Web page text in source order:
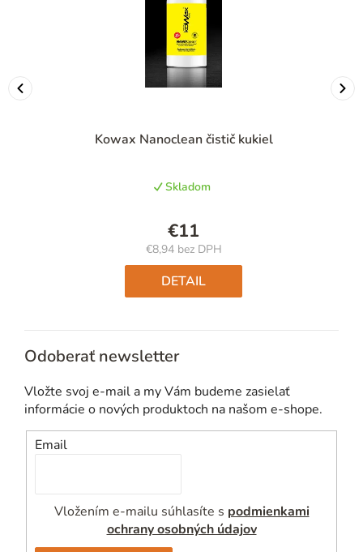
Kowax Nanoclean čistič kukiel
Skladom
€11
€8,94 bez DPH
Jednotková
cena:
DETAIL
Odoberať newsletter
Vložte svoj e-mail a my Vám budeme zasielať
informácie o nových produktoch na našom e-shope.
Email
Vložením e-mailu súhlasíte s podmienkami
ochrany osobných údajov